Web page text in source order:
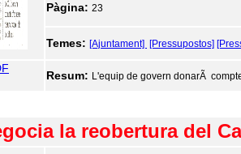
Pàgina: 23
Temes: [Ajuntament] [Pressupostos]
Resum: L'equip de govern donarÃ
la reobertura del